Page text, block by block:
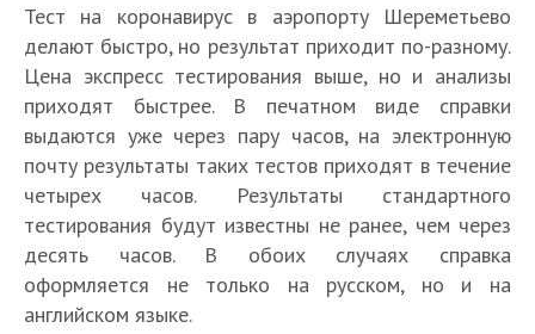
Тест на коронавирус в аэропорту Шереметьево
делают быстро, но результат приходит по-разному.
Цена экспресс тестирования выше, но и анализы
приходят быстрее. В печатном виде справки
выдаются уже через пару часов, на электронную
почту результаты таких тестов приходят в течение
четырех часов. Результаты стандартного
тестирования будут известны не ранее, чем через
десять часов. В обоих случаях справка
оформляется не только на русском, но и на
английском языке.